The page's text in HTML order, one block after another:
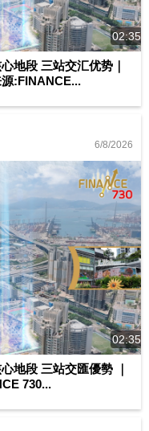
02:35
地段 三站交汇优势｜
:FINANCE...
6/8/2026
02:35
地段 三站交匯優勢 ｜
730...